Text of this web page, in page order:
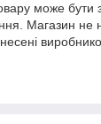
може бути
Магазин не